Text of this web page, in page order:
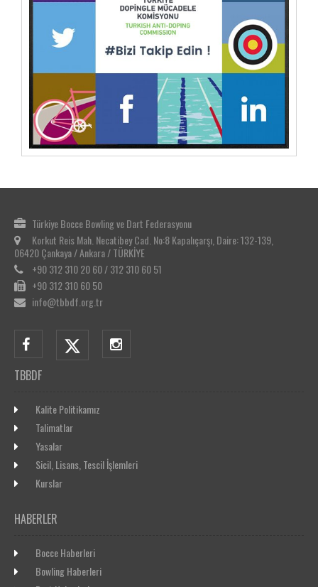
Türkiye Bocce Bowling ve Dart Federasyonu
Korkut Reis Mah. Necatibey Cad. No:8 Kapalıçarşı, Daire: 132-139,
06420 Çankaya / Ankara / TÜRKİYE
+90 312 310 20 60 / 312 310 60 51
+90 312 310 60 50
info@tbbdf.org.tr
TBBDF
Kalite Politikamız
Talimatlar
Yasalar
Sicil, Lisans, Tescil İşlemleri
Kurslar
HABERLER
Bocce Haberleri
Bowling Haberleri